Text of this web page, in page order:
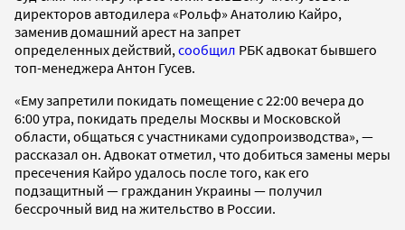
директоров автодилера «Рольф» Анатолию Кайро,
заменив домашний арест на запрет
определенных действий, сообщил РБК адвокат бывшего
топ-менеджера Антон Гусев.
«Ему запретили покидать помещение с 22:00 вечера до
6:00 утра, покидать пределы Москвы и Московской
области, общаться с участниками судопроизводства», —
рассказал он. Адвокат отметил, что добиться замены меры
пресечения Кайро удалось после того, как его
подзащитный — гражданин Украины — получил
бессрочный вид на жительство в России.